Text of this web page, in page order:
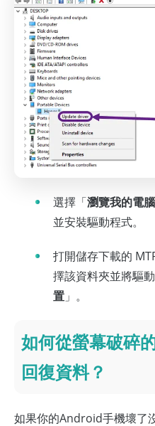
選擇「瀏覽我的電
並安裝驅動程式。
打開儲存下載的
擇該資料夾並將驅
置 」。
如何從螢幕破碎
回復資料？
如果你的Android手機壞了